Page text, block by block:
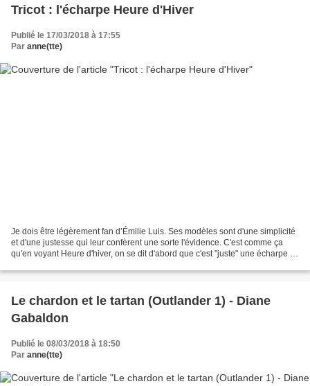
Tricot : l'écharpe Heure d'Hiver
Publié le 17/03/2018 à 17:55
Par anne(tte)
Je dois être légèrement fan d’Émilie Luis. Ses modèles sont d'une simplicité
et d'une justesse qui leur confèrent une sorte l'évidence. C'est comme ça
qu'en voyant Heure d'hiver, on se dit d'abord que c'est "juste" une écharpe à
Le chardon et le tartan (Outlander 1) - Diane
Gabaldon
Publié le 08/03/2018 à 18:50
Par anne(tte)